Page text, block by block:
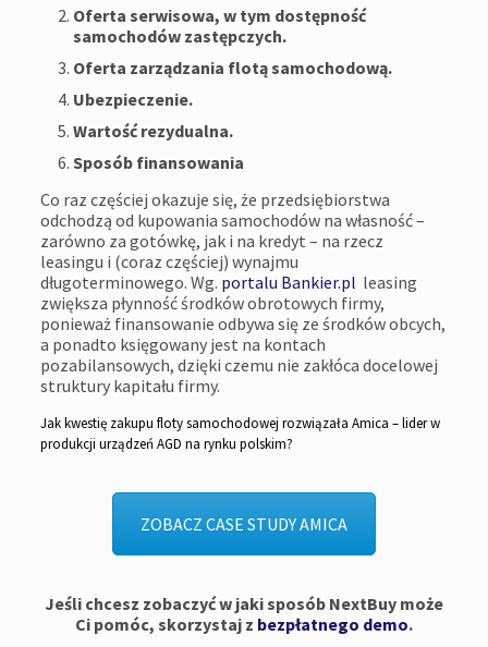
Oferta serwisowa, w tym dostępność
samochodów zastępczych.
Oferta zarządzania flotą samochodową.
Ubezpieczenie.
Wartość rezydualna.
Sposób finansowania
Co raz częściej okazuje się, że przedsiębiorstwa
odchodzą od kupowania samochodów na własność –
zarówno za gotówkę, jak i na kredyt – na rzecz
leasingu i (coraz częściej) wynajmu
długoterminowego. Wg. portalu Bankier.pl leasing
zwiększa płynność środków obrotowych firmy,
ponieważ finansowanie odbywa się ze środków obcych,
a ponadto księgowany jest na kontach
pozabilansowych, dzięki czemu nie zakłóca docelowej
struktury kapitału firmy.
Jak kwestię zakupu floty samochodowej rozwiązała Amica – lider w
produkcji urządzeń AGD na rynku polskim?
ZOBACZ CASE STUDY AMICA
Jeśli chcesz zobaczyć w jaki sposób NextBuy może
Ci pomóc, skorzystaj z bezpłatnego demo.